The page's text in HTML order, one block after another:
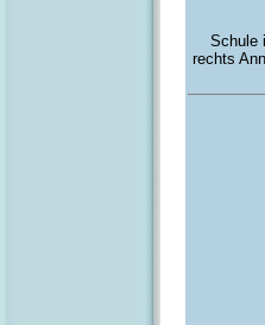
Schule
rechts